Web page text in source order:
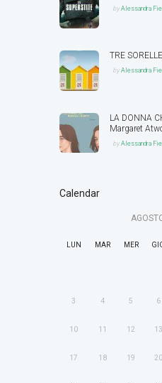
byAlessandra
TRE
byAlessandra
LA DONNA
Margaret
byAlessandra
Calendar
LUN MAR MER
3 4 5 6
10 11 12 13
17 18 19 20